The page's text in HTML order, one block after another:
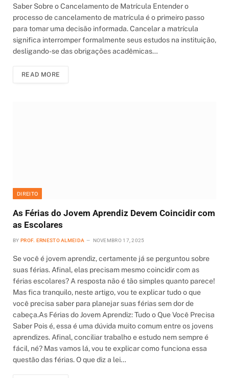
Saber Sobre o Cancelamento de Matrícula Entender o
processo de cancelamento de matrícula é o primeiro passo
para tomar uma decisão informada. Cancelar a matrícula
significa interromper formalmente seus estudos na instituição,
desligando-se das obrigações acadêmicas…
READ MORE
DIREITO
As Férias do Jovem Aprendiz Devem Coincidir com
as Escolares
BY PROF. ERNESTO ALMEIDA NOVEMBRO 17, 2025
Se você é jovem aprendiz, certamente já se perguntou sobre
suas férias. Afinal, elas precisam mesmo coincidir com as
férias escolares? A resposta não é tão simples quanto parece!
Mas fica tranquilo, neste artigo, vou te explicar tudo o que
você precisa saber para planejar suas férias sem dor de
cabeça.As Férias do Jovem Aprendiz: Tudo o Que Você Precisa
Saber Pois é, essa é uma dúvida muito comum entre os jovens
aprendizes. Afinal, conciliar trabalho e estudo nem sempre é
fácil, né? Mas vamos lá, vou te explicar como funciona essa
questão das férias. O que diz a lei…